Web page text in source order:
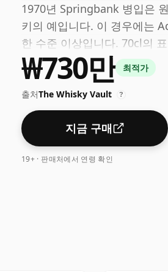
1970년 Springbank 병입은
키의 예입니다. 이 경우에는
한 수준 이상입니다. 70cl의
₩730만 최적가
출처The Whisky Vault ?
지금 구매
19+ · 판매처에서 연령 확인